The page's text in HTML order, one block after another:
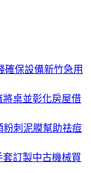
確保設備新竹急用
桌並彰化房屋借
粉刺泥膜幫助祛痘
訂製中古機械買